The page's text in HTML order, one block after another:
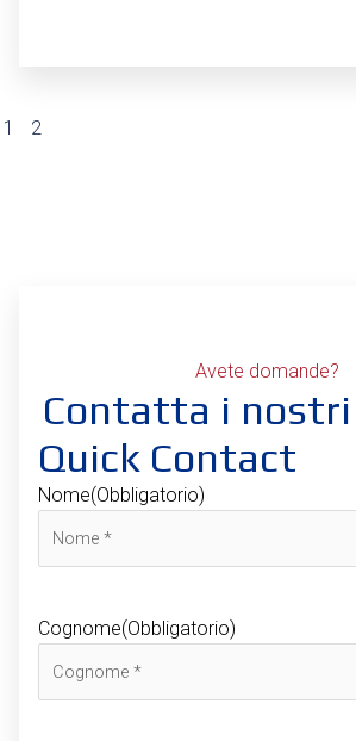
1
2
Avete domande?
Contatta i
Quick Contact
Nome(Obbligatorio)
Cognome(Obbligatorio)